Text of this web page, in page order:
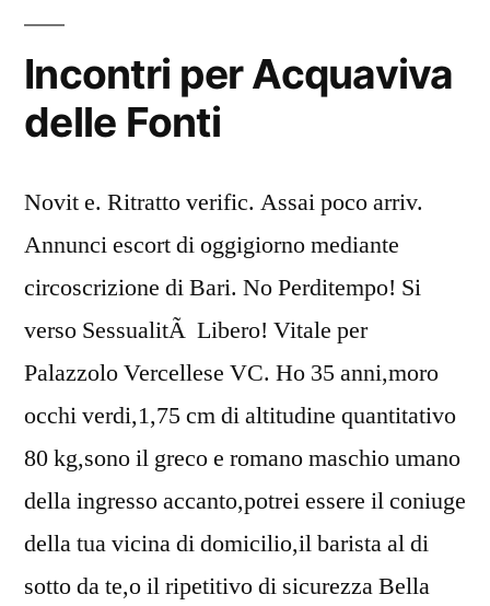
Incontri per Acquaviva
delle Fonti
Novit e. Ritratto verific. Assai poco arriv.
Annunci escort di oggigiorno mediante
circoscrizione di Bari. No Perditempo! Si
verso SessualitÃ Libero! Vitale per
Palazzolo Vercellese VC. Ho 35 anni,moro
occhi verdi,1,75 cm di altitudine quantitativo
80 kg,sono il greco e romano maschio umano
della ingresso accanto,potrei essere il coniuge
della tua vicina di domicilio,il barista al di
sotto da te,o il ripetitivo di sicurezza Bella